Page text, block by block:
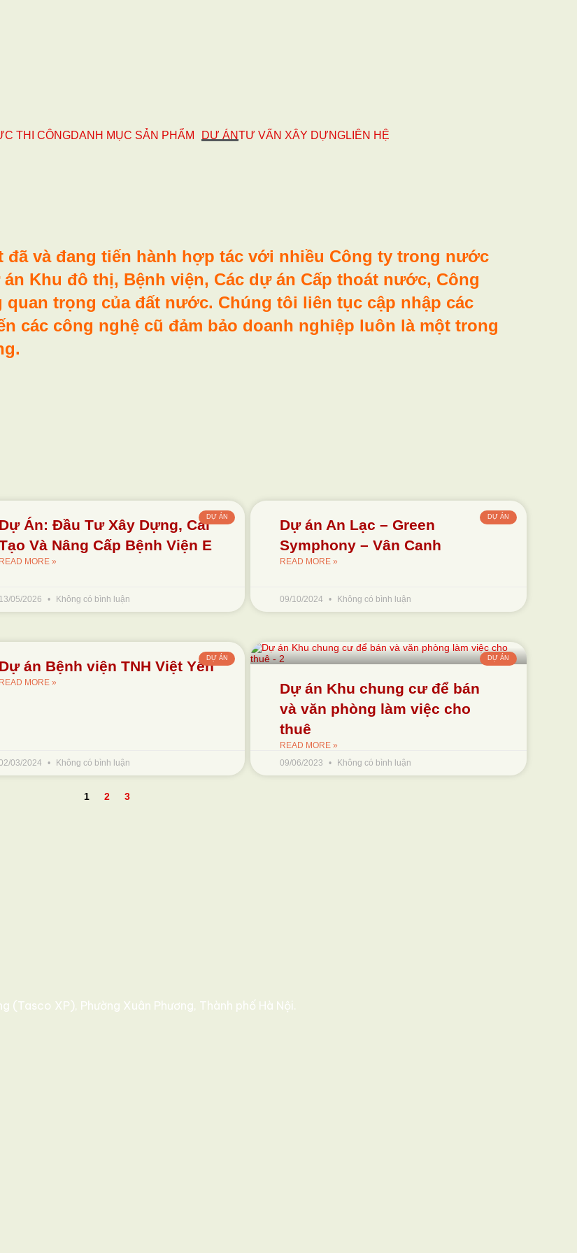
THI CÔNGDANH MỤC SẢN PHẨM DỰ ÁNTƯ VẤN XÂY DỰNGLIÊN HỆ
đã và đang tiến hành hợp tác với nhiều Công ty trong nước
Khu đô thị, Bệnh viện, Các dự án Cấp thoát nước, Công
trọng của đất nước. Chúng tôi liên tục cập nhập các
các công nghệ cũ đảm bảo doanh nghiệp luôn là một trong
DỰ ÁN
Dự Án: Đầu Tư Xây Dựng, Cải
Và Nâng Cấp Bệnh Viện E
READ MORE »
13/05/2026 Không có bình luận
DỰ ÁN
Dự án An Lạc – Green
Symphony – Vân Canh
READ MORE »
09/10/2024 Không có bình luận
DỰ ÁN
Dự án Bệnh viện TNH Việt Yên
READ MORE »
03/2024 Không có bình luận
DỰ ÁN
Dự án Khu chung cư để bán
và văn phòng làm việc cho
thuê
READ MORE »
09/06/2023
Không có bình luận
1 2 3
(Tasco XP), Phường Xuân Phương, Thành phố Hà Nội.